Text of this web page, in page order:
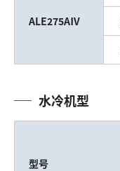
ALE275AⅣ
水冷机型
型号